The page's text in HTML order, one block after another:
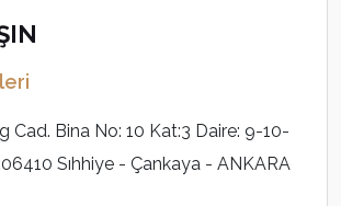
Cad. Bina No: 10 Kat:3 Daire: 9-10-
Sıhhiye - Çankaya - ANKARA